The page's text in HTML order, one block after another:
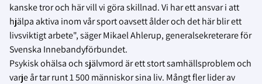
kanske tror och här vill vi göra skillnad. Vi har ett ansvar i att
hjälpa aktiva inom vår sport oavsett ålder och det här blir ett
livsviktigt arbete", säger Mikael Ahlerup, generalsekreterare för
Svenska Innebandyförbundet.
Psykisk ohälsa och självmord är ett stort samhällsproblem och
varje år tar runt 1 500 människor sina liv. Mångt fler lider av